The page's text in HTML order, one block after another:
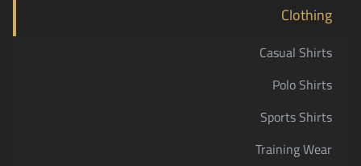
Clothing
Casual Shirts
Polo Shirts
Sports Shirts
Training Wear